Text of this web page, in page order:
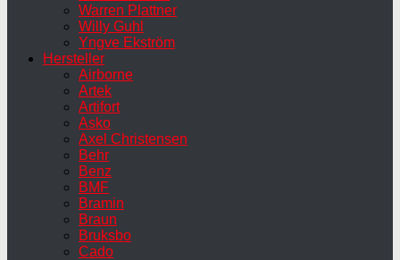
Warren Plattner
Willy Guhl
Yngve Ekström
Hersteller
Airborne
Artek
Artifort
Asko
Axel Christensen
Behr
Benz
BMF
Bramin
Braun
Bruksbo
Cado